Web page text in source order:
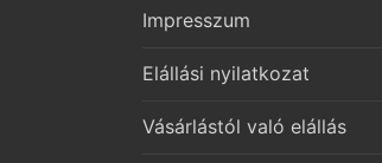
Impresszum
Elállási nyilatkozat
Vásárlástól való elállás